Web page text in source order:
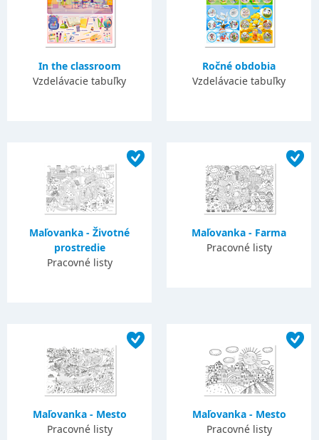
In the classroom
Vzdelávacie tabuľky
Ročné obdobia
Vzdelávacie tabuľky
Maľovanka - Životné
prostredie
Pracovné listy
Maľovanka - Farma
Pracovné listy
Maľovanka - Mesto
Pracovné listy
Maľovanka - Mesto
Pracovné listy